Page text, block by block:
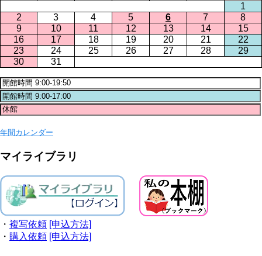
1
2
3 4 5 6 7
8
9
10 11 12 13 14
15
16
17 18 19 20 21
22
23
24 25 26 27 28
29
30
31
年間カレンダー
マイライブラリ
・ 複写依頼 [申込方法]
・ 購入依頼 [申込方法]